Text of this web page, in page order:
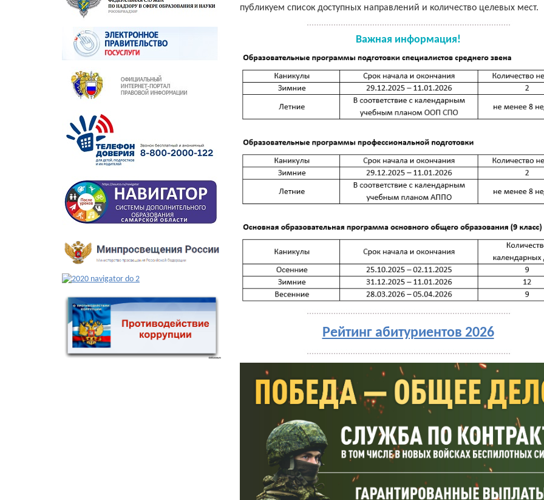
публикуем список доступных направлений и количество целевых мест.
Важная информация!
Рейтинг абитуриентов 2026